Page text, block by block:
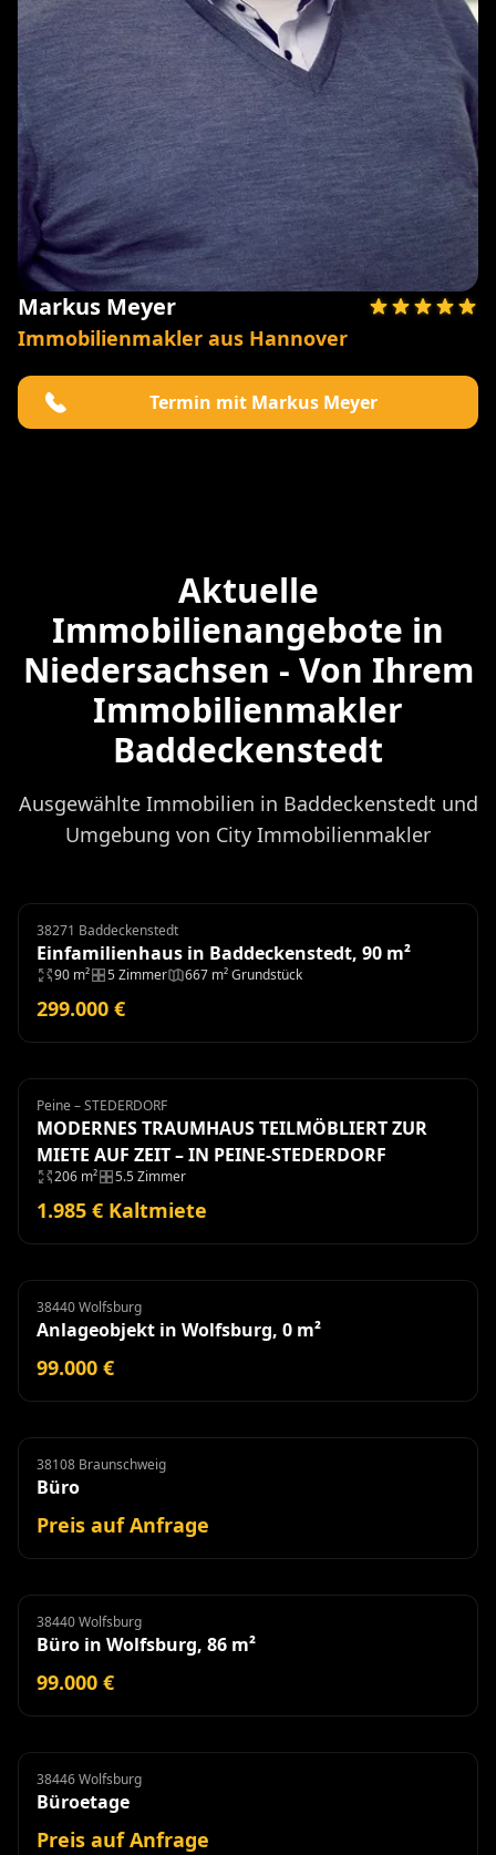
Markus Meyer
Immobilienmakler aus Hannover
Termin mit Markus Meyer
Aktuelle
Immobilienangebote in
Niedersachsen - Von Ihrem
Immobilienmakler
Baddeckenstedt
Ausgewählte Immobilien in Baddeckenstedt und
Umgebung von City Immobilienmakler
Einfamilienhaus
38271 Baddeckenstedt
Einfamilienhaus in Baddeckenstedt, 90 m²
90 m² 5 Zimmer 667 m² Grundstück
299.000 €
Haus Miete
Peine – STEDERDORF
MODERNES TRAUMHAUS TEILMÖBLIERT ZUR
MIETE AUF ZEIT – IN PEINE-STEDERDORF
206 m² 5.5 Zimmer
1.985 € Kaltmiete
Anlageobjekt
38440 Wolfsburg
Anlageobjekt in Wolfsburg, 0 m²
99.000 €
Büro Miete
38108 Braunschweig
Büro
Preis auf Anfrage
Büro
38440 Wolfsburg
Büro in Wolfsburg, 86 m²
99.000 €
Büroetage Miete
38446 Wolfsburg
Büroetage
Preis auf Anfrage